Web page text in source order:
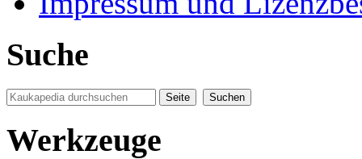
Suche
Werkzeuge